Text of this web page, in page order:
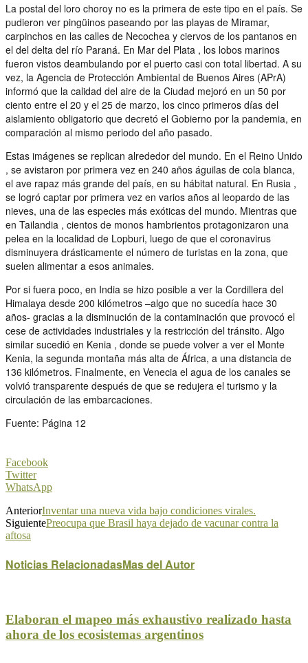
La postal del loro choroy no es la primera de este tipo en el país. Se
pudieron ver pingüinos paseando por las playas de Miramar,
carpinchos en las calles de Necochea y ciervos de los pantanos en
el del delta del río Paraná. En Mar del Plata , los lobos marinos
fueron vistos deambulando por el puerto casi con total libertad. A su
vez, la Agencia de Protección Ambiental de Buenos Aires (APrA)
informó que la calidad del aire de la Ciudad mejoró en un 50 por
ciento entre el 20 y el 25 de marzo, los cinco primeros días del
aislamiento obligatorio que decretó el Gobierno por la pandemia, en
comparación al mismo periodo del año pasado.
Estas imágenes se replican alrededor del mundo. En el Reino Unido
, se avistaron por primera vez en 240 años águilas de cola blanca,
el ave rapaz más grande del país, en su hábitat natural. En Rusia ,
se logró captar por primera vez en varios años al leopardo de las
nieves, una de las especies más exóticas del mundo. Mientras que
en Tailandia , cientos de monos hambrientos protagonizaron una
pelea en la localidad de Lopburi, luego de que el coronavirus
disminuyera drásticamente el número de turistas en la zona, que
suelen alimentar a esos animales.
Por si fuera poco, en India se hizo posible a ver la Cordillera del
Himalaya desde 200 kilómetros –algo que no sucedía hace 30
años- gracias a la disminución de la contaminación que provocó el
cese de actividades industriales y la restricción del tránsito. Algo
similar sucedió en Kenia , donde se puede volver a ver el Monte
Kenia, la segunda montaña más alta de África, a una distancia de
136 kilómetros. Finalmente, en Venecia el agua de los canales se
volvió transparente después de que se redujera el turismo y la
circulación de las embarcaciones.
Fuente: Página 12
Facebook
Twitter
WhatsApp
AnteriorInventar una nueva vida bajo condiciones virales.
SiguientePreocupa que Brasil haya dejado de vacunar contra la
aftosa
Noticias RelacionadasMas del Autor
Elaboran el mapeo más exhaustivo realizado hasta
ahora de los ecosistemas argentinos